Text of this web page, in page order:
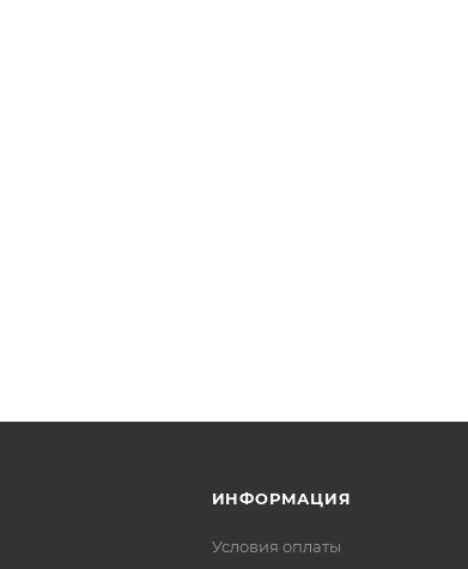
ИНФОРМАЦИЯ
Условия оплаты